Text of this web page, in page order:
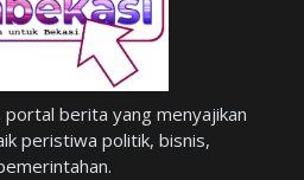
portal berita yang menyajikan
peristiwa politik, bisnis,